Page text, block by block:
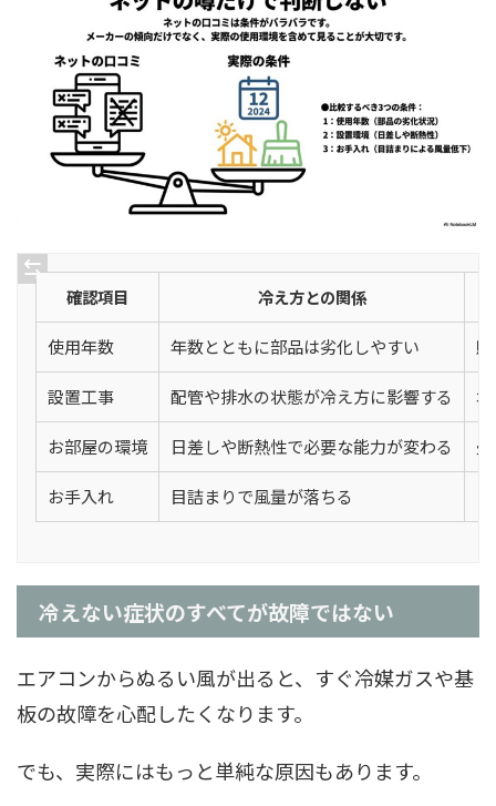
確認項目 冷え方との関係
使用年数 年数とともに部品は劣化しやすい
設置工事 配管や排水の状態が冷え方に影響する
お部屋の環境 日差しや断熱性で必要な能力が変わる
お手入れ 目詰まりで風量が落ちる
冷えない症状のすべてが故障ではない
エアコンからぬるい風が出ると、すぐ冷媒ガスや基
板の故障を心配したくなります。
でも、実際にはもっと単純な原因もあります。